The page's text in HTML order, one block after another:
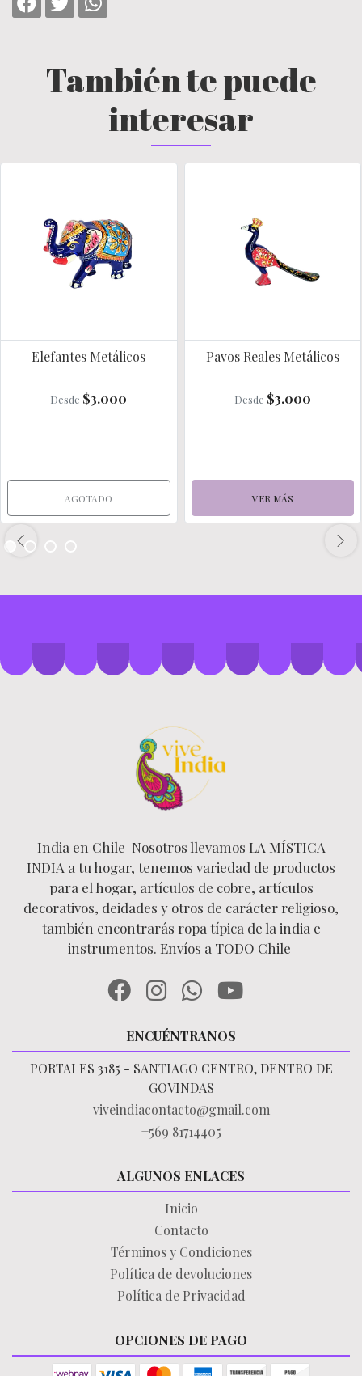
También te puede
interesar
Elefantes Metálicos
Desde $3.000
AGOTADO
Pavos Reales Metálicos
Desde $3.000
VER MÁS
India en Chile Nosotros llevamos LA MÍSTICA
INDIA a tu hogar, tenemos variedad de productos
para el hogar, artículos de cobre, artículos
decorativos, deidades y otros de carácter religioso,
también encontrarás ropa típica de la india e
instrumentos. Envíos a TODO Chile
ENCUÉNTRANOS
PORTALES 3185 - SANTIAGO CENTRO, DENTRO DE
GOVINDAS
viveindiacontacto@gmail.com
+569 81714405
ALGUNOS ENLACES
Inicio
Contacto
Términos y Condiciones
Política de devoluciones
Política de Privacidad
OPCIONES DE PAGO